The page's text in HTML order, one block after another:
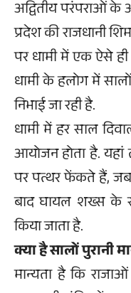
अद्वितीय परंपराओं
प्रदेश की राजधानी
पर धामी में एक ऐसे ही
धामी के हलोग में
निभाई जा रही है.
धामी में हर साल
आयोजन होता है.
पर पत्थर फेंकते हैं,
बाद घायल शख्स के
किया जाता है.
क्या है सालों पुरानी
मान्यता है कि